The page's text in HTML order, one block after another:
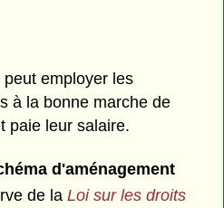
peut employer les
à la bonne marche de
paie leur salaire.
d'aménagement
de laLoi sur les droits